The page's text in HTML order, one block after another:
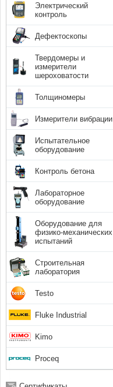
Электрический
контроль
Дефектоскопы
Твердомеры и
измерители
шероховатости
Толщиномеры
Измерители вибрации
Испытательное
оборудование
Контроль бетона
Лабораторное
оборудование
Оборудование для
физико-механических
испытаний
Строительная
лаборатория
Testo
Fluke Industrial
Kimo
Proceq